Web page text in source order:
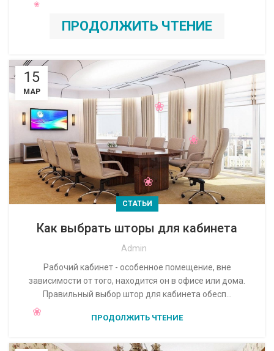
ПРОДОЛЖИТЬ ЧТЕНИЕ
15
МАР
СТАТЬИ
Как выбрать шторы для кабинета
Admin
Рабочий кабинет - особенное помещение, вне
зависимости от того, находится он в офисе или дома.
Правильный выбор штор для кабинета обесп...
ПРОДОЛЖИТЬ ЧТЕНИЕ